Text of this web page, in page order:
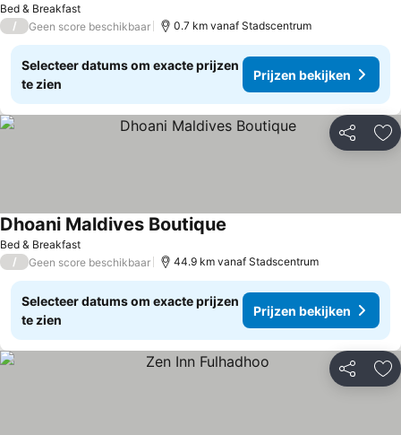
Bed & Breakfast
Prijzen bekijken
/ Geen score beschikbaar 0.7 km vanaf Stadscentrum
Selecteer datums om exacte prijzen
te zien
Prijzen bekijken
Delen
Bed & Breakfast
Dhoani Maldives Boutique
/ Geen score beschikbaar 44.9 km vanaf Stadscentrum
Selecteer datums om exacte prijzen
te zien
Prijzen bekijken
Delen